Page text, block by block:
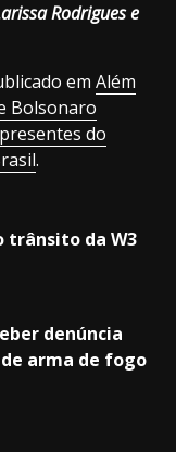
Rodrigues e
em Além
Bolsonaro
do
.
trânsito da W3
denúncia
arma de fogo